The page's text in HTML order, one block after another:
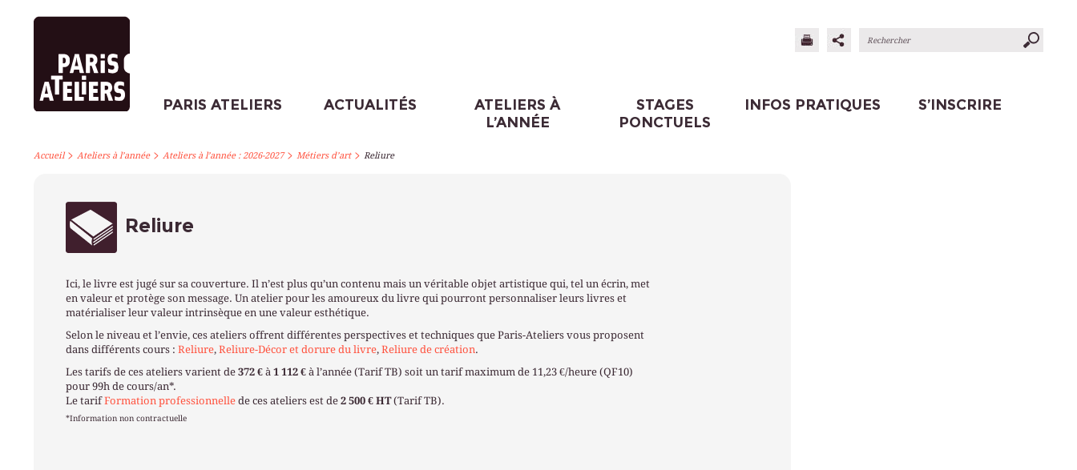
PARIS ATELIERS ACTUALITÉS
ATELIERS À
L’ANNÉE
STAGES
PONCTUELS
INFOS PRATIQUES S’INSCRIRE
Accueil> Ateliers à l’année> Ateliers à l’année : 2026-2027> Métiers d’art> Reliure
Reliure
Ici, le livre est jugé sur sa couverture. Il n’est plus qu’un contenu mais un véritable objet artistique qui, tel un écrin, met
en valeur et protège son message. Un atelier pour les amoureux du livre qui pourront personnaliser leurs livres et
matérialiser leur valeur intrinsèque en une valeur esthétique.
Selon le niveau et l’envie, ces ateliers offrent différentes perspectives et techniques que Paris-Ateliers vous proposent
dans différents cours : Reliure, Reliure-Décor et dorure du livre, Reliure de création.
Les tarifs de ces ateliers varient de 372 € à 1 112 € à l’année (Tarif TB) soit un tarif maximum de 11,23 €/heure (QF10)
pour 99h de cours/an*.
Le tarifFormation professionnelle de ces ateliers est de 2 500 € HT(Tarif TB).
*Information non contractuelle